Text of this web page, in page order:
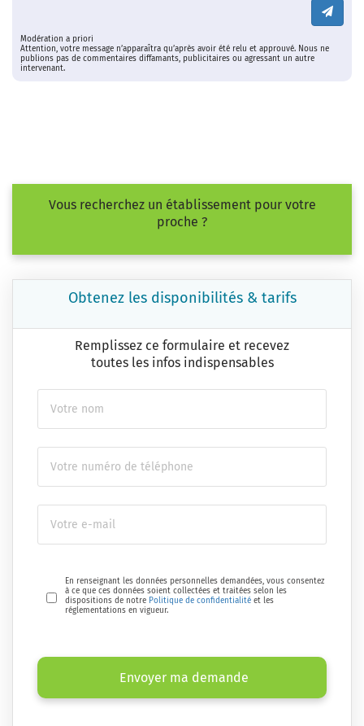
Modération a priori
Attention, votre message n’apparaîtra qu’après avoir été relu et approuvé. Nous ne
publions pas de commentaires diffamants, publicitaires ou agressant un autre
intervenant.
Vous recherchez un établissement pour votre
proche ?
Obtenez les disponibilités & tarifs
Remplissez ce formulaire et recevez
toutes les infos indispensables
En renseignant les données personnelles demandées, vous consentez
à ce que ces données soient collectées et traitées selon les
dispositions de notre Politique de confidentialité et les
réglementations en vigueur.
Envoyer ma demande